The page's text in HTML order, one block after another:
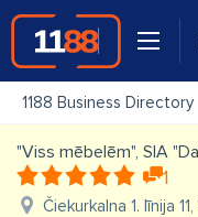
1188 Business Directory
"Viss mēbelēm", SIA
1
Čiekurkalna 1. līnija